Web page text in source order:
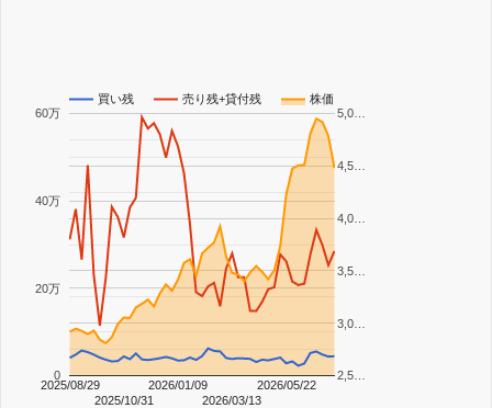
買い残 売り残+貸付残 株価
2025/08/29
2025/10/31
2026/01/09
2026/03/13
2026/05/22
0
20万
40万
60万
2,5…
3,0…
3,5…
4,0…
4,5…
5,0…